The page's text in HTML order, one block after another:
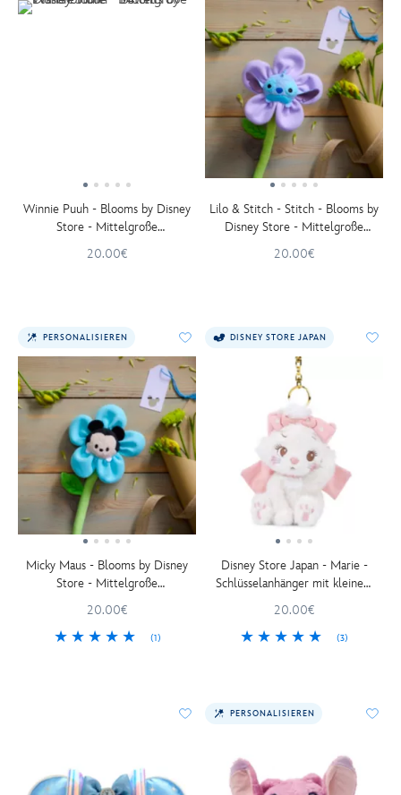
Winnie Puuh - Blooms by Disney
Store - Mittelgroße
20.00€
Lilo & Stitch - Stitch - Blooms by
Disney Store - Mittelgroße
20.00€
PERSONALISIEREN
Micky Maus - Blooms by Disney
Store - Mittelgroße
20.00€
(1)
DISNEY STORE JAPAN
Disney Store Japan - Marie -
Schlüsselanhänger mit kleinem
20.00€
(3)
PERSONALISIEREN